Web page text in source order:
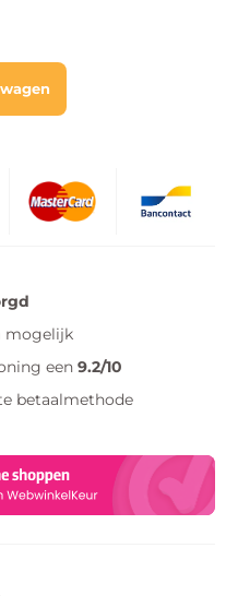
mogelijk
een9.2/10
betaalmethode